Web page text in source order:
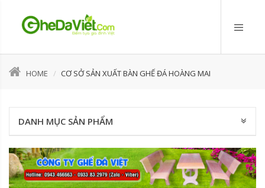
HOME CƠ SỞ SẢN XUẤT BÀN GHẾ ĐÁ HOÀNG MAI
DANH MỤC SẢN PHẨM